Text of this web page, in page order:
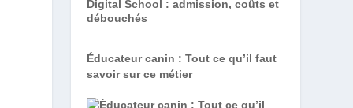
Éducateur canin : Tout ce qu’il faut
savoir sur ce métier